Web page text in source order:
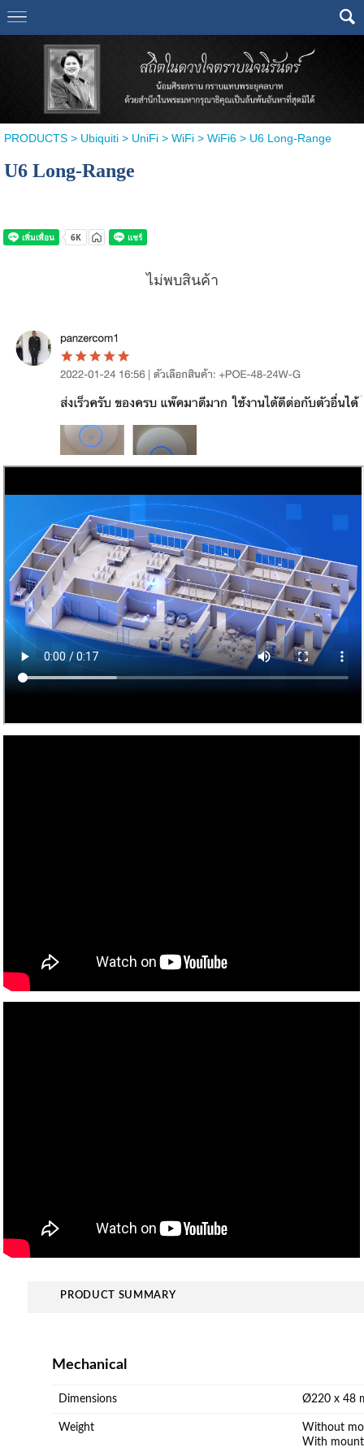
PRODUCTS> Ubiquiti> UniFi> WiFi> WiFi6> U6 Long-Range
U6 Long-Range
ไม่พบสินค้า
PRODUCT SUMMARY
Mechanical
Dimensions Ø220 x 48
Weight
Without
With